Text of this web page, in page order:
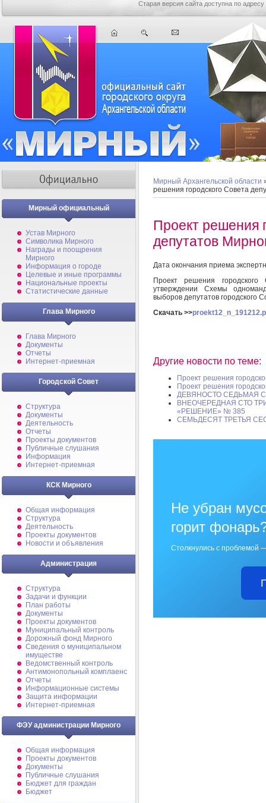
Старая версия сайта доступна по адресу
Мирный официальный
Устав Мирного
Символика Мирного
Награды и поощрения
Мирного
Информация о городе
Целевые и иные программы
Национальные проекты
Статистические данные
Глава Мирного
Глава Мирного
Документы
Отчеты
Интернет-приемная
Городской Совет
Структура
Документы
Деятельность
Отчеты
Проекты документов
Публичные слушания
Информация
Интернет-приемная
КСК Мирного
Общая информация
Структура
Деятельность
Проекты документов
Новости и объявления
Администрация
Структура
Задачи и функции
План работы
Документы
Проекты документов
Муниципальный контроль
Дорожный фонд Мирного
Cведения о муниципальном
имуществе
Ведомственный контроль
Антимонопольный комплаенс
Отчеты
Информационные системы
Защита информации
Интернет-приемная
ФЭУ администрации Мирного
Общая информация
Проекты документов
Документы
Публичные слушания
Бюджет для граждан
Бюджет
Мирный Архангельской области
решения городского Совета
Проект решения
депутатов
Дата окончания приема
Проект решения
утверждении Схемы
выборов депутатов городского
Скачать >>
Другие новости по теме:
Проект решения
Проект решения
ДЕВЯНОСТО СЕДЬМАЯ
ВНЕОЧЕРЕДНАЯ СТО
«РЕШЕНИЕ» № 385
СЕМЬДЕСЯТ ТРЕТЬЯ
Не убран
горит
Столкнулись с проблемой